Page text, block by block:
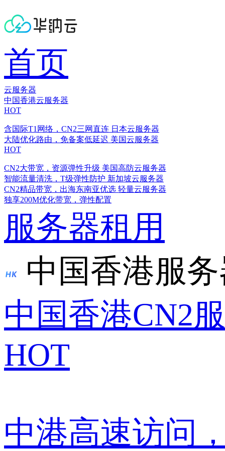
首页
云服务器
中国香港云服务器
HOT
含国际T1网络，CN2三网直连 日本云服务器
大陆优化路由，免备案低延迟 美国云服务器
HOT
CN2大带宽，资源弹性升级 美国高防云服务器
智能流量清洗，T级弹性防护 新加坡云服务器
CN2精品带宽，出海东南亚优选 轻量云服务器
独享200M优化带宽，弹性配置
服务器租用
中国香港服
中国香港CN2
HOT
中港高速访问